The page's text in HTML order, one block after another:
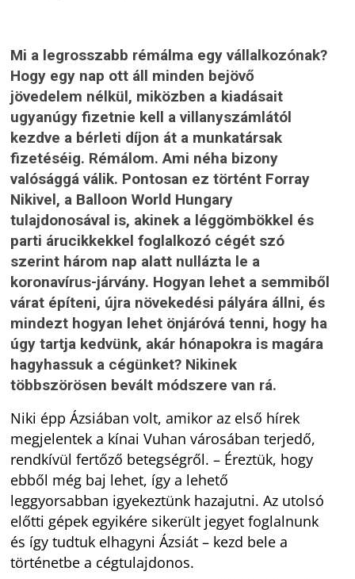
Mi a legrosszabb rémálma egy vállalkozónak?
Hogy egy nap ott áll minden bejövő
jövedelem nélkül, miközben a kiadásait
ugyanúgy fizetnie kell a villanyszámlától
kezdve a bérleti díjon át a munkatársak
fizetéséig. Rémálom. Ami néha bizony
valósággá válik. Pontosan ez történt Forray
Nikivel, a Balloon World Hungary
tulajdonosával is, akinek a léggömbökkel és
parti árucikkekkel foglalkozó cégét szó
szerint három nap alatt nullázta le a
koronavírus-járvány. Hogyan lehet a semmiből
várat építeni, újra növekedési pályára állni, és
mindezt hogyan lehet önjáróvá tenni, hogy ha
úgy tartja kedvünk, akár hónapokra is magára
hagyhassuk a cégünket? Nikinek
többszörösen bevált módszere van rá.
Niki épp Ázsiában volt, amikor az első hírek
megjelentek a kínai Vuhan városában terjedő,
rendkívül fertőző betegségről. – Éreztük, hogy
ebből még baj lehet, így a lehető
leggyorsabban igyekeztünk hazajutni. Az utolsó
előtti gépek egyikére sikerült jegyet foglalnunk
és így tudtuk elhagyni Ázsiát – kezd bele a
történetbe a cégtulajdonos.